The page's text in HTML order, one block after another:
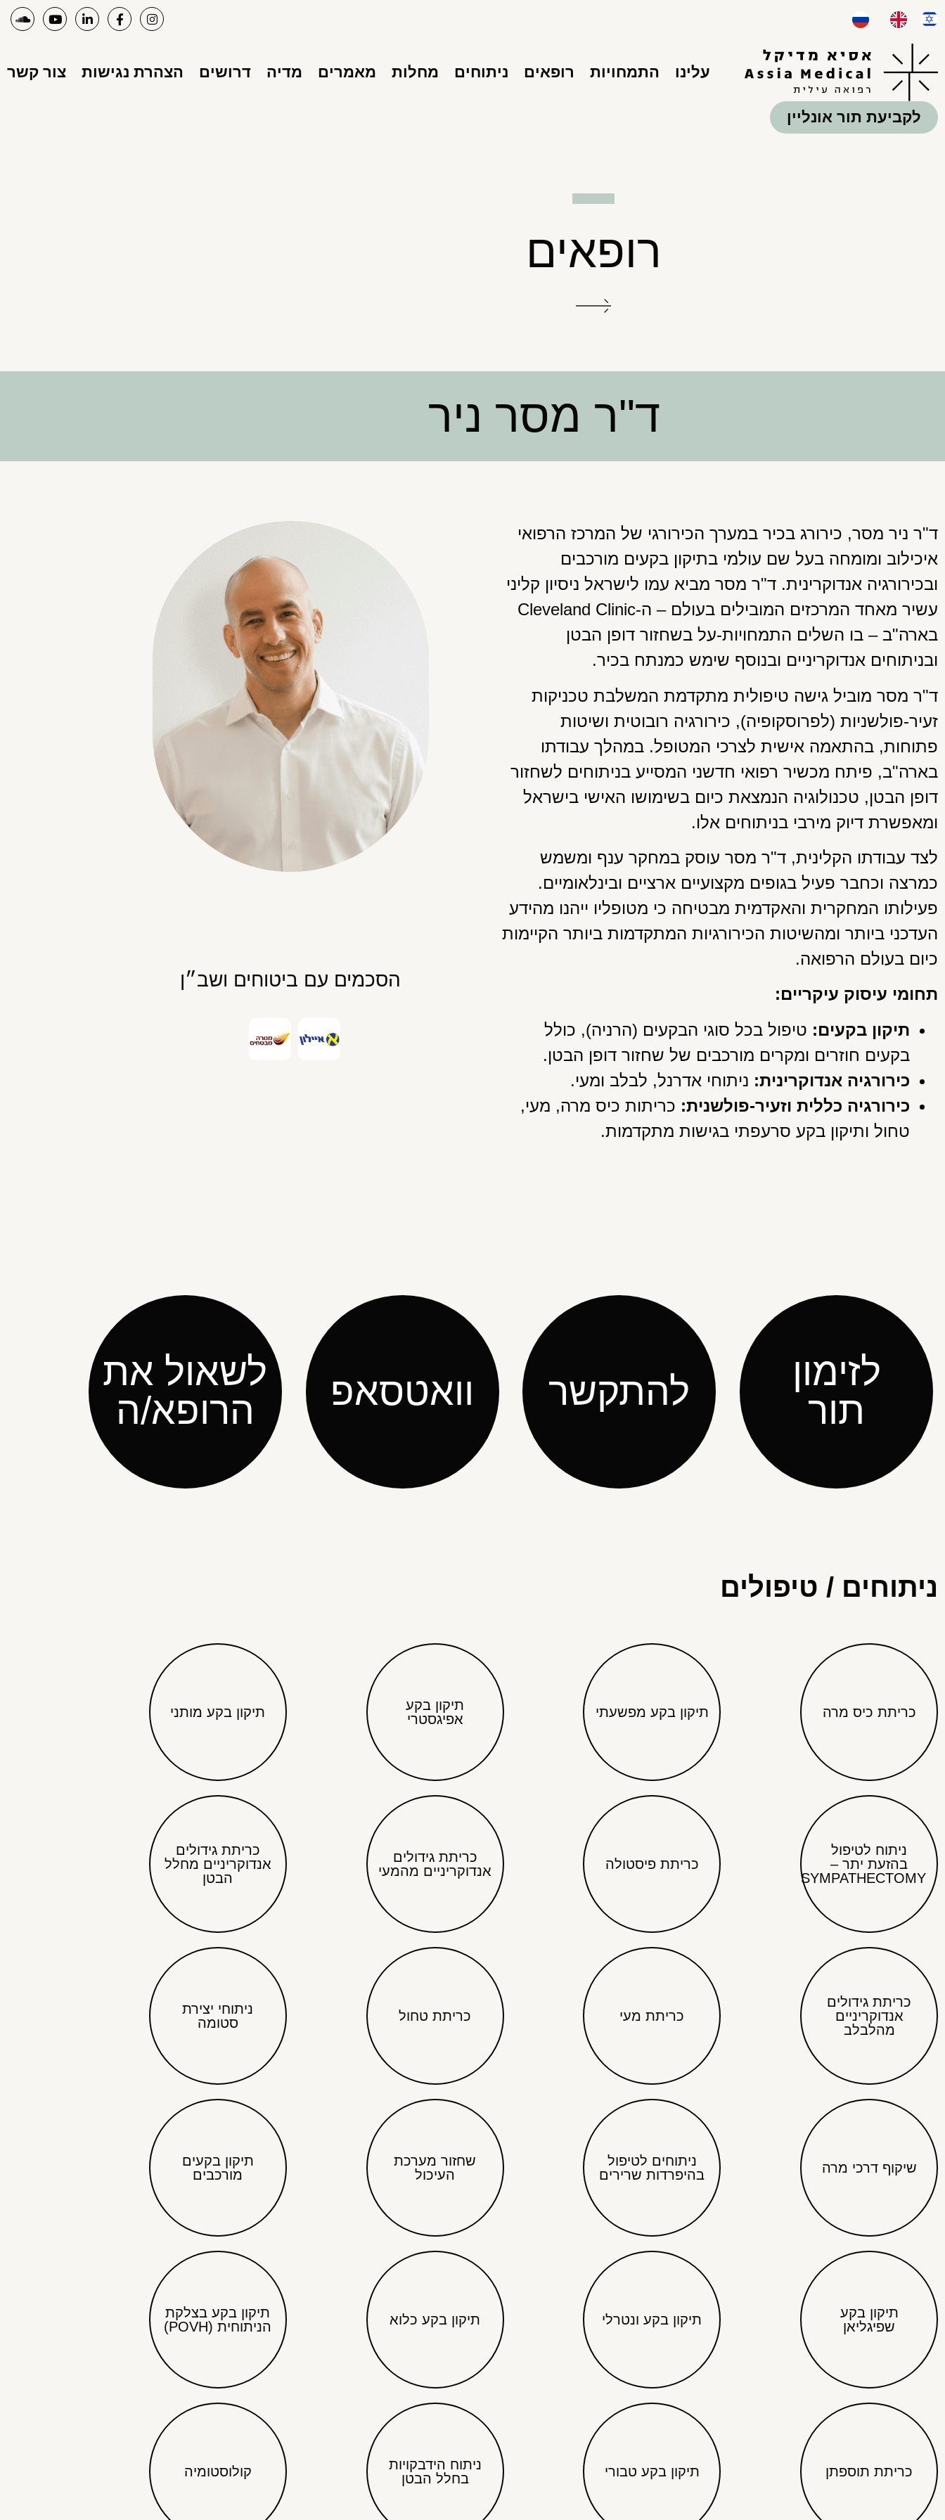
עלינו התמחויות רופאים ניתוחים מחלות מאמרים מדיה דרושים הצהרת נגישות צור קשר
לקביעת תור אונליין
רופאים
ד"ר מסר ניר
ד"ר ניר מסר, כירורג בכיר במערך הכירורגי של המרכז הרפואי
איכילוב ומומחה בעל שם עולמי בתיקון בקעים מורכבים
ובכירורגיה אנדוקרינית. ד"ר מסר מביא עמו לישראל ניסיון קליני
עשיר מאחד המרכזים המובילים בעולם – ה-Cleveland Clinic
בארה"ב – בו השלים התמחויות-על בשחזור דופן הבטן
ובניתוחים אנדוקריניים ובנוסף שימש כמנתח בכיר.
ד"ר מסר מוביל גישה טיפולית מתקדמת המשלבת טכניקות
זעיר-פולשניות (לפרוסקופיה), כירורגיה רובוטית ושיטות
פתוחות, בהתאמה אישית לצרכי המטופל. במהלך עבודתו
בארה"ב, פיתח מכשיר רפואי חדשני המסייע בניתוחים לשחזור
דופן הבטן, טכנולוגיה הנמצאת כיום בשימושו האישי בישראל
ומאפשרת דיוק מירבי בניתוחים אלו.
לצד עבודתו הקלינית, ד"ר מסר עוסק במחקר ענף ומשמש
כמרצה וכחבר פעיל בגופים מקצועיים ארציים ובינלאומיים.
פעילותו המחקרית והאקדמית מבטיחה כי מטופליו ייהנו מהידע
העדכני ביותר ומהשיטות הכירורגיות המתקדמות ביותר הקיימות
כיום בעולם הרפואה.
תחומי עיסוק עיקריים:
תיקון בקעים: טיפול בכל סוגי הבקעים (הרניה), כולל
בקעים חוזרים ומקרים מורכבים של שחזור דופן הבטן.
כירורגיה אנדוקרינית: ניתוחי אדרנל, לבלב ומעי.
כירורגיה כללית וזעיר-פולשנית: כריתות כיס מרה, מעי,
טחול ותיקון בקע סרעפתי בגישות מתקדמות.
הסכמים עם ביטוחים ושב״ן
לזימון
תור
להתקשר וואטסאפ
לשאול את
הרופא/ה
ניתוחים / טיפולים
כריתת כיס מרה תיקון בקע מפשעתי
תיקון בקע
אפיגסטרי
תיקון בקע מותני
ניתוח לטיפול
בהזעת יתר –
SYMPATHECTOMY
כריתת פיסטולה
כריתת גידולים
אנדוקריניים מהמעי
כריתת גידולים
אנדוקריניים מחלל
הבטן
כריתת גידולים
אנדוקריניים
מהלבלב
כריתת מעי כריתת טחול
ניתוחי יצירת
סטומה
שיקוף דרכי מרה
ניתוחים לטיפול
בהיפרדות שרירים
שחזור מערכת
העיכול
תיקון בקעים
מורכבים
תיקון בקע
שפיגליאן
תיקון בקע ונטרלי תיקון בקע כלוא
תיקון בקע בצלקת
הניתוחית (POVH)
כריתת תוספתן תיקון בקע טבורי
ניתוח הידבקויות
בחלל הבטן
קולוסטומיה